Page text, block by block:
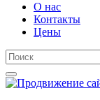
О нас
Контакты
Цены